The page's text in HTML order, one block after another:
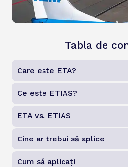
Tabla de
Care este ETA?
Ce este ETIAS?
ETA vs. ETIAS
Cine ar trebui să aplice
Cum să aplicați